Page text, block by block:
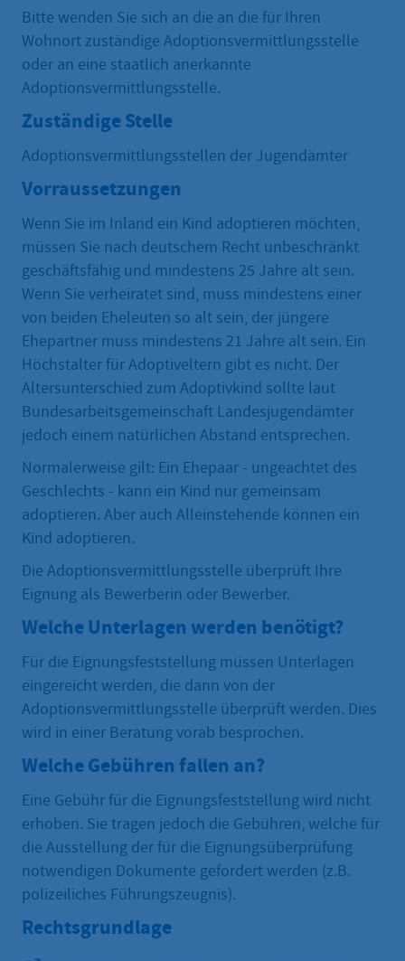
Bitte wenden Sie sich an die an die für Ihren
Wohnort zuständige Adoptionsvermittlungsstelle
oder an eine staatlich anerkannte
Adoptionsvermittlungsstelle.
Zuständige Stelle
Adoptionsvermittlungsstellen der Jugendämter
Vorraussetzungen
Wenn Sie im Inland ein Kind adoptieren möchten,
müssen Sie nach deutschem Recht unbeschränkt
geschäftsfähig und mindestens 25 Jahre alt sein.
Wenn Sie verheiratet sind, muss mindestens einer
von beiden Eheleuten so alt sein, der jüngere
Ehepartner muss mindestens 21 Jahre alt sein. Ein
Höchstalter für Adoptiveltern gibt es nicht. Der
Altersunterschied zum Adoptivkind sollte laut
Bundesarbeitsgemeinschaft Landesjugendämter
jedoch einem natürlichen Abstand entsprechen.
Normalerweise gilt: Ein Ehepaar - ungeachtet des
Geschlechts - kann ein Kind nur gemeinsam
adoptieren. Aber auch Alleinstehende können ein
Kind adoptieren.
Die Adoptionsvermittlungsstelle überprüft Ihre
Eignung als Bewerberin oder Bewerber.
Welche Unterlagen werden benötigt?
Für die Eignungsfeststellung müssen Unterlagen
eingereicht werden, die dann von der
Adoptionsvermittlungsstelle überprüft werden. Dies
wird in einer Beratung vorab besprochen.
Welche Gebühren fallen an?
Eine Gebühr für die Eignungsfeststellung wird nicht
erhoben. Sie tragen jedoch die Gebühren, welche für
die Ausstellung der für die Eignungsüberprüfung
notwendigen Dokumente gefordert werden (z.B.
polizeiliches Führungszeugnis).
Rechtsgrundlage